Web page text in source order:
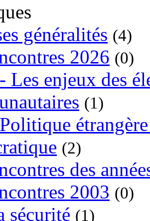
généralités (4)
2026 (0)
Les enjeux des
(1)
(2)
des
2003 (0)
sécurité (1)